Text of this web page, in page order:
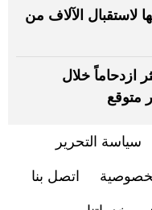
لاستقبال الآلاف من
مايو الأكثر ازدحاماً خلال
سياسة التحرير
اتصل بنا